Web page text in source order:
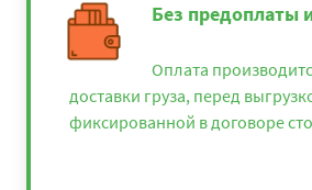
Без предоплаты
Оплата
доставки груза, перед
фиксированной в договоре